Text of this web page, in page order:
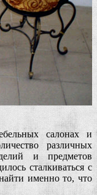
салонах и
различных
и предметов
сталкиваться с
именно то, что